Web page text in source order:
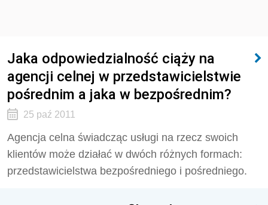
Jaka odpowiedzialność ciąży na
agencji celnej w przedstawicielstwie
pośrednim a jaka w bezpośrednim?
25 paź 2011
Agencja celna świadcząc usługi na rzecz swoich
klientów może działać w dwóch różnych formach:
przedstawicielstwa bezpośredniego i pośredniego.